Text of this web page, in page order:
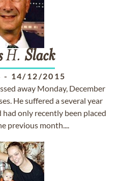
H. Slack
- 14/12/2015
away Monday, December
He suffered a several year
only recently been placed
previous month....